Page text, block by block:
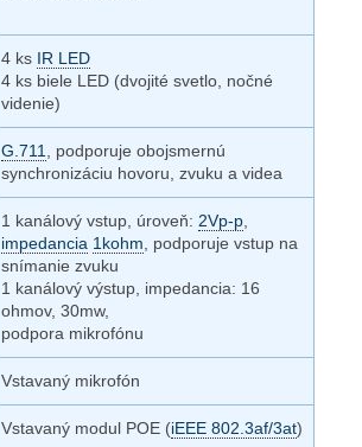
4 ks IR LED
4 ks biele LED (dvojité svetlo, nočné
videnie)
G.711, podporuje obojsmernú
synchronizáciu hovoru, zvuku a videa
1 kanálový vstup, úroveň: 2Vp-p,
impedancia 1kohm, podporuje vstup na
snímanie zvuku
1 kanálový výstup, impedancia: 16
ohmov, 30mw,
podpora mikrofónu
Vstavaný mikrofón
Vstavaný modul POE (iEEE 802.3af/3at)